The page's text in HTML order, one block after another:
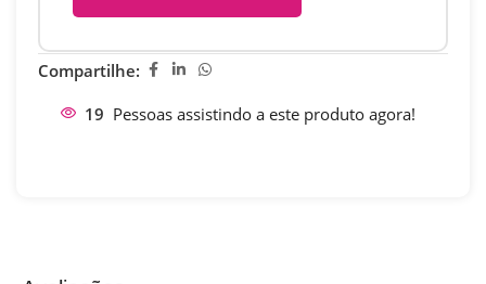
Compartilhe:
19 Pessoas assistindo a este produto agora!